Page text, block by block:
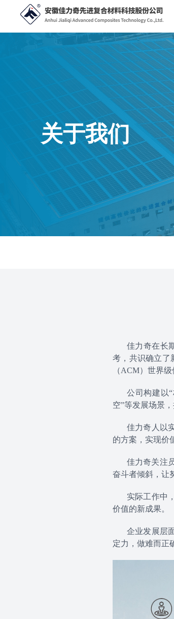
关于我们
佳力奇在长
考，共识确立了
（ACM）世界
公司构建以
空”等发展场景
佳力奇人以
的方案，实现价
佳力奇关注
奋斗者倾斜，让
实际工作中
价值的新成果。
企业发展层
定力，做难而正